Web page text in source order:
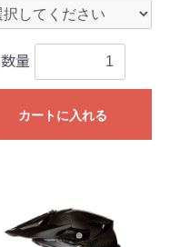
数量
カートに入れる